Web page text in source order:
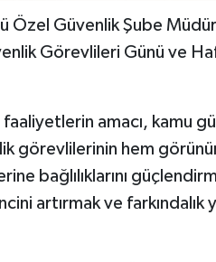
Özel Güvenlik Şube
Görevlileri Günü ve
amacı, kamu
görevlilerinin hem
bağlılıklarını
artırmak ve